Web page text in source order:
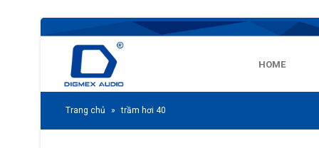
HOME
Trang chủ » trầm hơi 40